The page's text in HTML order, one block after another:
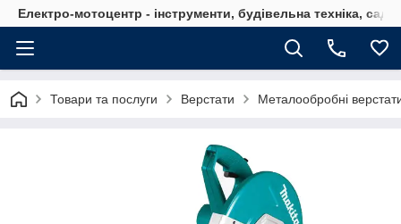
Електро-мотоцентр - інструменти, будівельна техніка,
Товари та послуги Верстати Металообробні